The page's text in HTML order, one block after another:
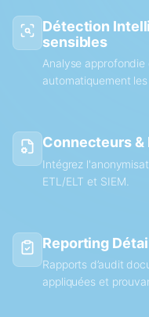
Détection
sensibles
Analyse
automatiquement
Connecteurs &
Intégrez
ETL/ELT et SIEM.
Reporting
Rapports d’audit
appliquées et